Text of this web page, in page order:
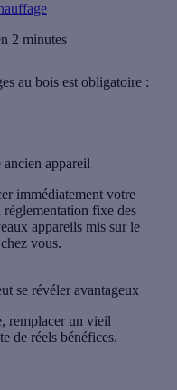
2 minutes
au bois est obligatoire :
appareil
immédiatement votre
réglementation fixe des
appareils mis sur le
vous.
se révéler avantageux
remplacer un vieil
de réels bénéfices.